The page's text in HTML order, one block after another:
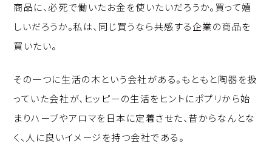
商品に、必死で働いたお金を使いたいだろうか。買って嬉
しいだろうか。私は、同じ買うなら共感する企業の商品を
買いたい。
その一つに生活の木という会社がある。もともと陶器を扱
っていた会社が、ヒッピーの生活をヒントにポプリから始
まりハーブやアロマを日本に定着させた、昔からなんとな
く、人に良いイメージを持つ会社である。